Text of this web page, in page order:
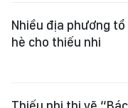
Nhiều địa phương
hè cho thiếu nhi